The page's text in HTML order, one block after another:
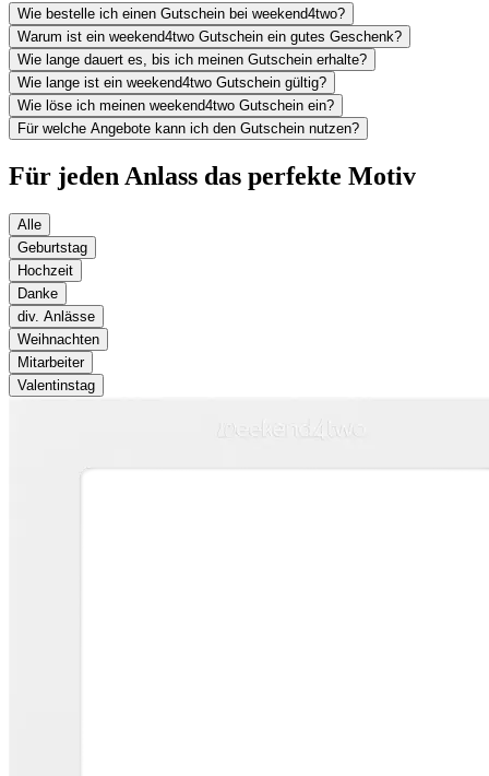
Wie bestelle ich einen Gutschein bei weekend4two?
Warum ist ein weekend4two Gutschein ein gutes Geschenk?
Wie lange dauert es, bis ich meinen Gutschein erhalte?
Wie lange ist ein weekend4two Gutschein gültig?
Wie löse ich meinen weekend4two Gutschein ein?
Für welche Angebote kann ich den Gutschein nutzen?
Für jeden Anlass das perfekte Motiv
Alle
Geburtstag
Hochzeit
Danke
div. Anlässe
Weihnachten
Mitarbeiter
Valentinstag